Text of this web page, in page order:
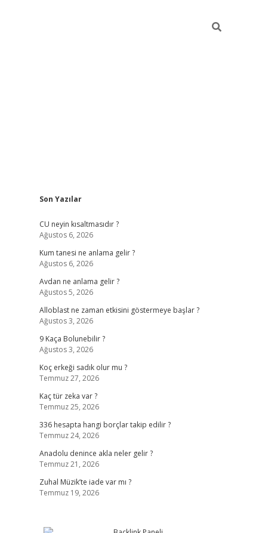
Sidebar
Son Yazılar
CU neyin kısaltmasıdır ?
Ağustos 6, 2026
Kum tanesi ne anlama gelir ?
Ağustos 6, 2026
Avdan ne anlama gelir ?
Ağustos 5, 2026
Alloblast ne zaman etkisini göstermeye başlar ?
Ağustos 3, 2026
9 Kaça Bolunebilir ?
Ağustos 3, 2026
Koç erkeği sadık olur mu ?
Temmuz 27, 2026
Kaç tür zeka var ?
Temmuz 25, 2026
336 hesapta hangi borçlar takip edilir ?
Temmuz 24, 2026
Anadolu denince akla neler gelir ?
Temmuz 21, 2026
Zuhal Müzik’te iade var mı ?
Temmuz 19, 2026